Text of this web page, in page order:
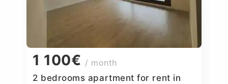
1 100€ / month
2 bedrooms apartment for rent in